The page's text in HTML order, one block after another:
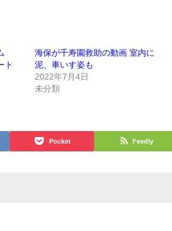
ト
海保が千寿園救助の動画 室内に
泥、車いす姿も
2022年7月4日
未分類
Pocket Feedly